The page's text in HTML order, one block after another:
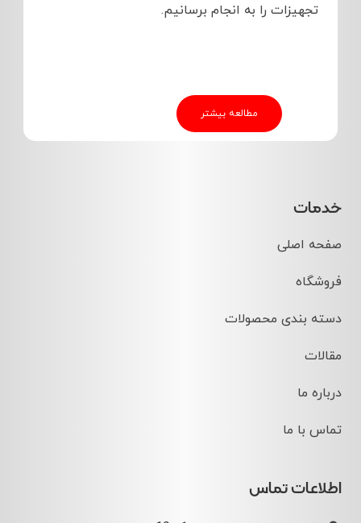
تجهیزات را به انجام برسانیم.
مطالعه بیشتر
خدمات
صفحه اصلی
فروشگاه
دسته بندی محصولات
مقالات
درباره ما
تماس با ما
اطلاعات تماس